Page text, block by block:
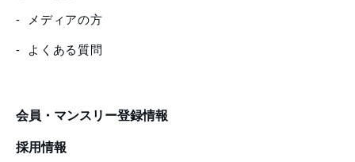
メディアの方
よくある質問
会員・マンスリー登録情報
採用情報